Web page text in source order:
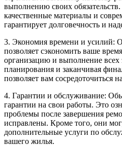
выполнению своих
качественные материалы и
гарантирует долговечность и
3. Экономия времени и усилий:
позволяет сэкономить ваше
организацию и выполнение всех
планирования и заканчивая
позволяет вам сосредоточиться
4. Гарантии и обслуживание:
гарантии на свои работы. Это
проблемы после завершения
исправлены. Кроме того, они
дополнительные услуги по
вашего жилья.